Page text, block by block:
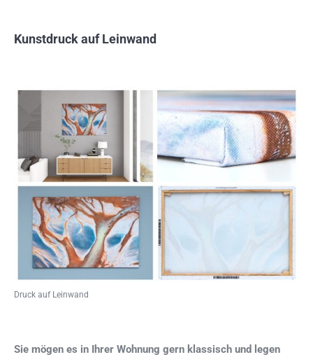
Kunstdruck auf Leinwand
Druck auf Leinwand
Sie mögen es in Ihrer Wohnung gern klassisch und legen